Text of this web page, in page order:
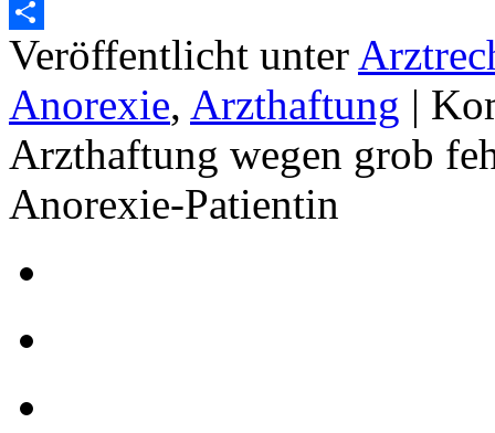
LinkedIn
Teilen
Veröffentlicht unter
Anorexie, Arzthaftung |
Arzthaftung wegen grob
Anorexie-Patientin